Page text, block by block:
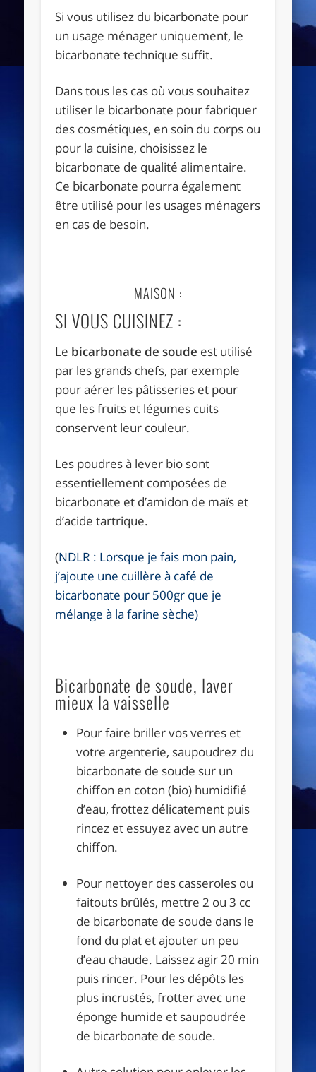
Si vous utilisez du bicarbonate pour
un usage ménager uniquement, le
bicarbonate technique suffit.
Dans tous les cas où vous souhaitez
utiliser le bicarbonate pour fabriquer
des cosmétiques, en soin du corps ou
pour la cuisine, choisissez le
bicarbonate de qualité alimentaire.
Ce bicarbonate pourra également
être utilisé pour les usages ménagers
en cas de besoin.
MAISON :
SI VOUS CUISINEZ :
Le bicarbonate de soude est utilisé
par les grands chefs, par exemple
pour aérer les pâtisseries et pour
que les fruits et légumes cuits
conservent leur couleur.
Les poudres à lever bio sont
essentiellement composées de
bicarbonate et d’amidon de maïs et
d’acide tartrique.
(NDLR : Lorsque je fais mon pain,
j’ajoute une cuillère à café de
bicarbonate pour 500gr que je
mélange à la farine sèche)
Bicarbonate de soude, laver
mieux la vaisselle
Pour faire briller vos verres et
votre argenterie, saupoudrez du
bicarbonate de soude sur un
chiffon en coton (bio) humidifié
d’eau, frottez délicatement puis
rincez et essuyez avec un autre
chiffon.
Pour nettoyer des casseroles ou
faitouts brûlés, mettre 2 ou 3 cc
de bicarbonate de soude dans le
fond du plat et ajouter un peu
d’eau chaude. Laissez agir 20 min
puis rincer. Pour les dépôts les
plus incrustés, frotter avec une
éponge humide et saupoudrée
de bicarbonate de soude.